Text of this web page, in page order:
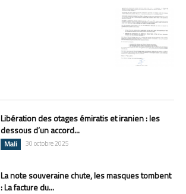
Libération des otages émiratis et iranien : les
dessous d’un accord...
Mali 30 octobre 2025
La note souveraine chute, les masques tombent
: La facture du...